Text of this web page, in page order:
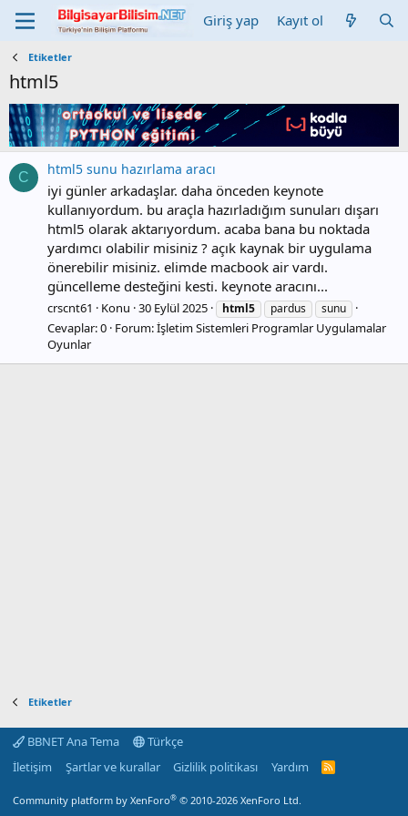
Giriş yap Kayıt ol
Etiketler
html5
C html5 sunu hazırlama aracı
iyi günler arkadaşlar. daha önceden keynote
kullanıyordum. bu araçla hazırladığım sunuları dışarı
html5 olarak aktarıyordum. acaba bana bu noktada
yardımcı olabilir misiniz ? açık kaynak bir uygulama
önerebilir misiniz. elimde macbook air vardı.
güncelleme desteğini kesti. keynote aracını...
crscnt61 Konu 30 Eylül 2025 html5 pardus sunu
Cevaplar: 0 Forum:İşletim Sistemleri Programlar Uygulamalar
Oyunlar
Etiketler
BBNET Ana Tema
Türkçe
İletişim
Şartlar ve kurallar Gizlilik politikası Yardım
R
Community platform by XenForo® © 2010-2026 XenForo Ltd.